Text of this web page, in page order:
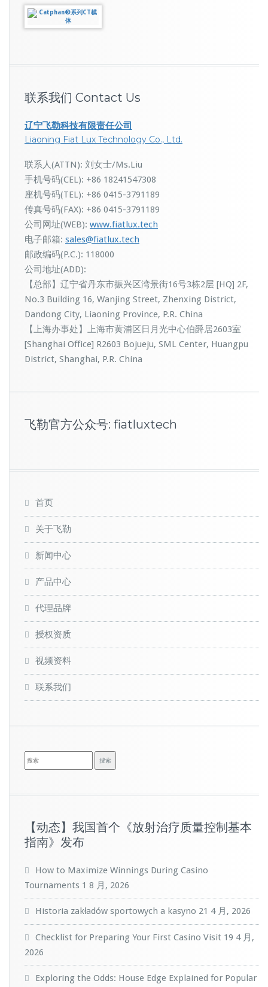
联系我们 Contact Us
辽宁飞勒科技有限责任公司
Liaoning Fiat Lux Technology Co., Ltd.
联系人(ATTN): 刘女士/Ms.Liu
手机号码(CEL): +86 18241547308
座机号码(TEL): +86 0415-3791189
传真号码(FAX): +86 0415-3791189
公司网址(WEB): www.fiatlux.tech
电子邮箱: sales@fiatlux.tech
邮政编码(P.C.): 118000
公司地址(ADD):
【总部】辽宁省丹东市振兴区湾景街16号3栋2层 [HQ] 2F,
No.3 Building 16, Wanjing Street, Zhenxing District,
Dandong City, Liaoning Province, P.R. China
【上海办事处】上海市黄浦区日月光中心伯爵居2603室
[Shanghai Office] R2603 Bojueju, SML Center, Huangpu
District, Shanghai, P.R. China
飞勒官方公众号: fiatluxtech
首页
关于飞勒
新闻中心
产品中心
代理品牌
授权资质
视频资料
联系我们
【动态】我国首个《放射治疗质量控制基本
指南》发布
How to Maximize Winnings During Casino
Tournaments 1 8 月, 2026
Historia zakładów sportowych a kasyno 21 4 月, 2026
Checklist for Preparing Your First Casino Visit 19 4 月,
2026
Exploring the Odds: House Edge Explained for Popular